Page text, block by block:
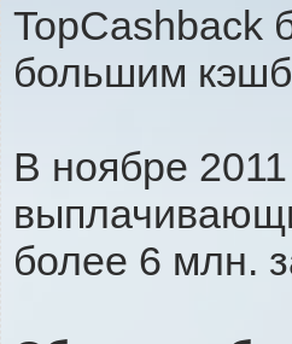
TopCashback
большим
В ноябре
более 6 млн.